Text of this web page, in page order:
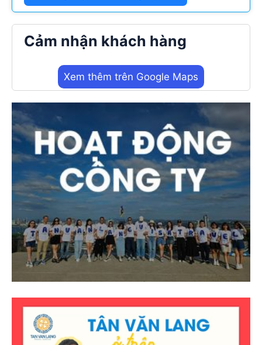
Cảm nhận khách hàng
Xem thêm trên Google Maps